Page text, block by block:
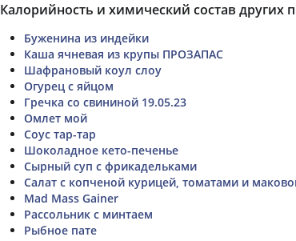
Калорийность и химический состав других
Буженина из индейки
Каша ячневая из крупы ПРОЗАПАС
Шафрановый коул слоу
Огурец с яйцом
Гречка со свининой 19.05.23
Омлет мой
Соус тар-тар
Шоколадное кето-печенье
Сырный суп с фрикадельками
Салат с копченой курицей, томатами и
Mad Mass Gainer
Рассольник с минтаем
Рыбное пате